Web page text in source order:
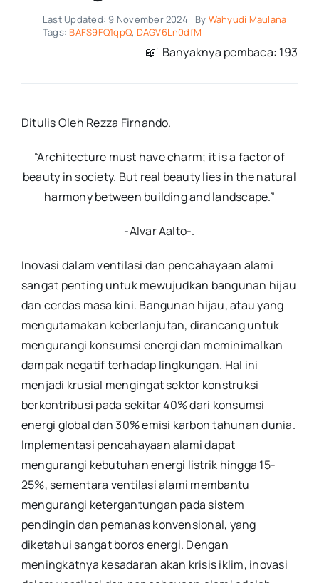
Last Updated: 9 November 2024 By Wahyudi Maulana
Tags: BAFS9FQ1qpQ, DAGV6Ln0dfM
📖 ࣪ Banyaknya pembaca: 193
Ditulis Oleh Rezza Firnando.
“Architecture must have charm; it is a factor of
beauty in society. But real beauty lies in the natural
harmony between building and landscape.”
-Alvar Aalto-.
Inovasi dalam ventilasi dan pencahayaan alami
sangat penting untuk mewujudkan bangunan hijau
dan cerdas masa kini. Bangunan hijau, atau yang
mengutamakan keberlanjutan, dirancang untuk
mengurangi konsumsi energi dan meminimalkan
dampak negatif terhadap lingkungan. Hal ini
menjadi krusial mengingat sektor konstruksi
berkontribusi pada sekitar 40% dari konsumsi
energi global dan 30% emisi karbon tahunan dunia.
Implementasi pencahayaan alami dapat
mengurangi kebutuhan energi listrik hingga 15-
25%, sementara ventilasi alami membantu
mengurangi ketergantungan pada sistem
pendingin dan pemanas konvensional, yang
diketahui sangat boros energi. Dengan
meningkatnya kesadaran akan krisis iklim, inovasi